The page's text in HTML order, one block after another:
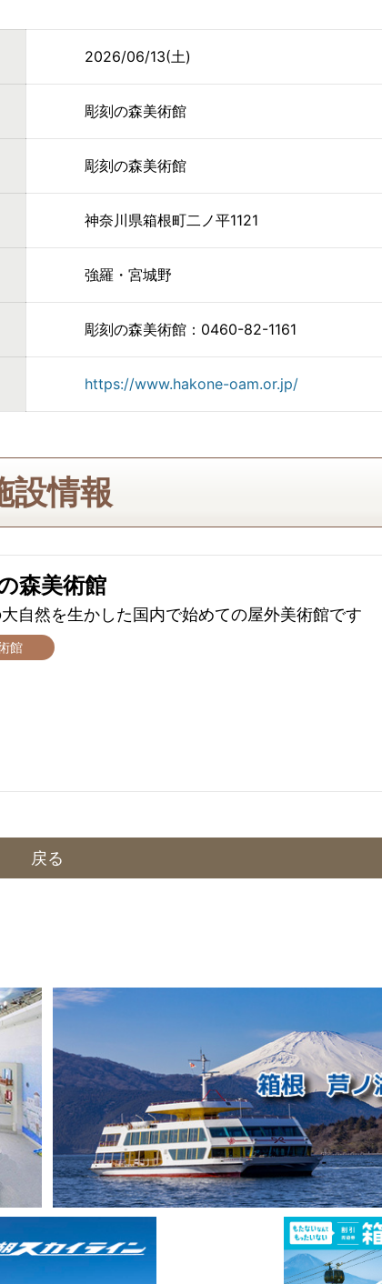
2026/06/13(土)
彫刻の森美術館
彫刻の森美術館
神奈川県箱根町二ノ平1121
強羅・宮城野
彫刻の森美術館：0460-82-1161
https://www.hakone-oam.or.jp/
設情報
森美術館
自然を生かした国内で始めての屋外美術館です
館
戻る